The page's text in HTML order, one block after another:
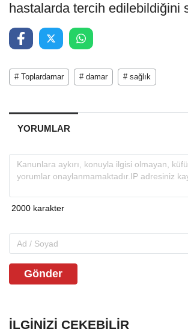
hastalarda tercih edilebildiğini
# Toplardamar # damar # sağlık
YORUMLAR
Gönder
İLGINIZI ÇEKEBILIR